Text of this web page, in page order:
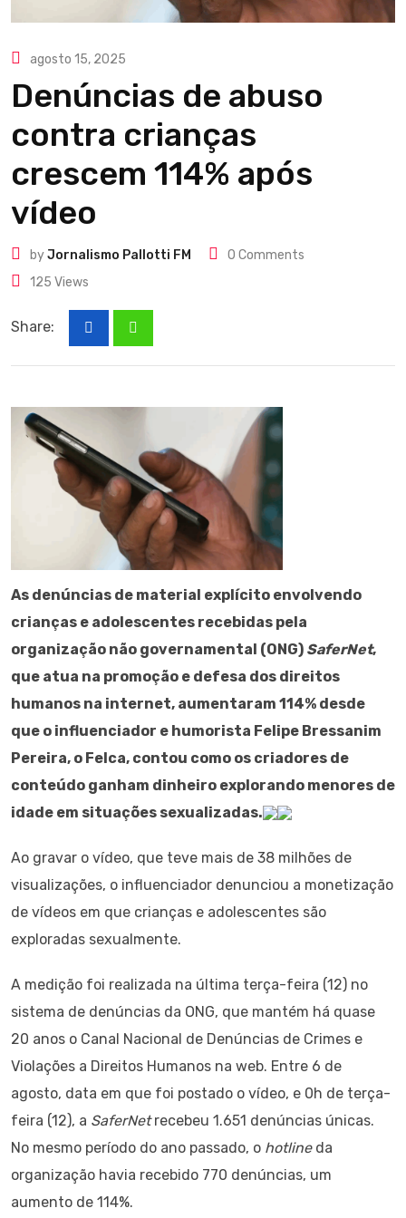
agosto 15, 2025
Denúncias de abuso
contra crianças
crescem 114% após
vídeo
byJornalismo Pallotti FM 0 Comments
125 Views
Share:
As denúncias de material explícito envolvendo
crianças e adolescentes recebidas pela
organização não governamental (ONG) SaferNet,
que atua na promoção e defesa dos direitos
humanos na internet, aumentaram 114% desde
que o influenciador e humorista Felipe Bressanim
Pereira, o Felca, contou como os criadores de
conteúdo ganham dinheiro explorando menores de
idade em situações sexualizadas.
Ao gravar o vídeo, que teve mais de 38 milhões de
visualizações, o influenciador denunciou a monetização
de vídeos em que crianças e adolescentes são
exploradas sexualmente.
A medição foi realizada na última terça-feira (12) no
sistema de denúncias da ONG, que mantém há quase
20 anos o Canal Nacional de Denúncias de Crimes e
Violações a Direitos Humanos na web. Entre 6 de
agosto, data em que foi postado o vídeo, e 0h de terça-
feira (12), a SaferNetrecebeu 1.651 denúncias únicas.
No mesmo período do ano passado, o hotlineda
organização havia recebido 770 denúncias, um
aumento de 114%.